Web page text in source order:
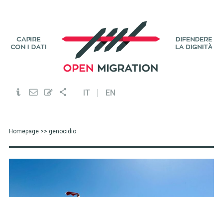
IT EN
Homepage>> genocidio